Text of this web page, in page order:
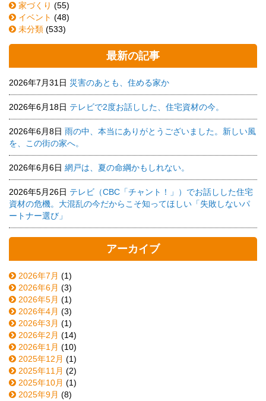
家づくり (55)
イベント (48)
未分類 (533)
最新の記事
2026年7月31日 災害のあとも、住める家か
2026年6月18日 テレビで2度お話しした、住宅資材の今。
2026年6月8日 雨の中、本当にありがとうございました。新しい風
を、この街の家へ。
2026年6月6日 網戸は、夏の命綱かもしれない。
2026年5月26日 テレビ（CBC「チャント！」）でお話しした住宅
資材の危機。大混乱の今だからこそ知ってほしい「失敗しないパ
ートナー選び」
アーカイブ
2026年7月 (1)
2026年6月 (3)
2026年5月 (1)
2026年4月 (3)
2026年3月 (1)
2026年2月 (14)
2026年1月 (10)
2025年12月 (1)
2025年11月 (2)
2025年10月 (1)
2025年9月 (8)